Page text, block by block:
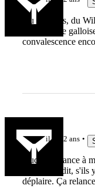
Du Thomas, du
cette équipe
convalescence
il y a 2 ans
Aucune chance à
Ceci étant dit, s'ils
déplaire. Ça